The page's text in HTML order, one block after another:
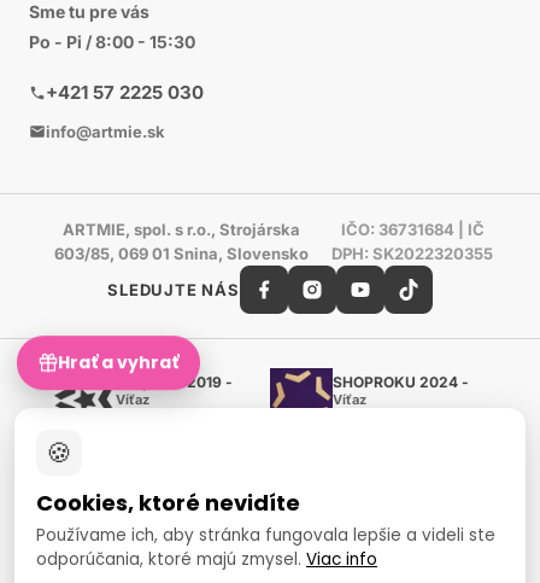
Sme tu pre vás
Po - Pi / 8:00 - 15:30
+421 57 2225 030
info@artmie.sk
ARTMIE, spol. s r.o., Strojárska
603/85, 069 01 Snina, Slovensko
IČO: 36731684 | IČ
DPH: SK2022320355
SLEDUJTE NÁS
Shoproku 2019 -
Víťaz
SHOPROKU 2024 -
Víťaz
European Art Awards
Organizátor medzinárodnej
súťaže
Európsky sociálny fond
🍪
Cookies, ktoré nevidíte
Používame ich, aby stránka fungovala lepšie a videli ste
odporúčania, ktoré majú zmysel. Viac info
Hrať a vyhrať